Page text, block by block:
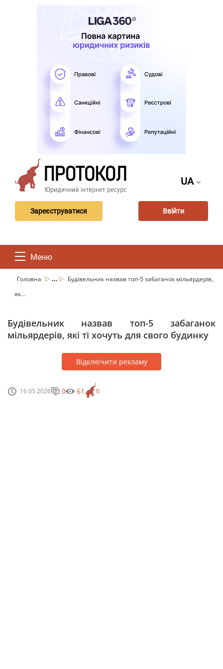
UA
Зареєструватися Ввійти
Меню
Головна ...
Будівельник назвав топ-5 забаганок мільярдерів,
як...
Будівельник назвав топ-5 забаганок
мільярдерів, які ті хочуть для свого будинку
Відключити рекламу
16.05.2026 0
0 61